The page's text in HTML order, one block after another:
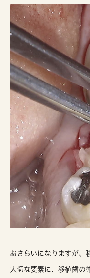
おさらいになりますが、
大切な要素に、移植歯の